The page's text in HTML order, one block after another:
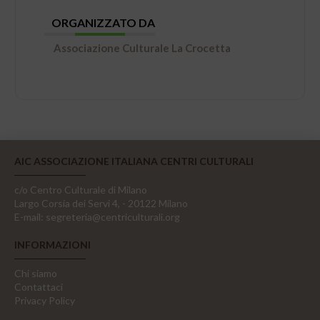
ORGANIZZATO DA
Associazione Culturale La Crocetta
AIC ASSOCIAZIONE ITALIANA CENTRI CULTURALI
c/o Centro Culturale di Milano
Largo Corsia dei Servi 4, - 20122 Milano
E-mail: segreteria@centriculturali.org
INFORMAZIONI
Chi siamo
Contattaci
Privacy Policy